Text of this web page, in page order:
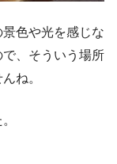
色や光を感じな
、そういう場所
ね。